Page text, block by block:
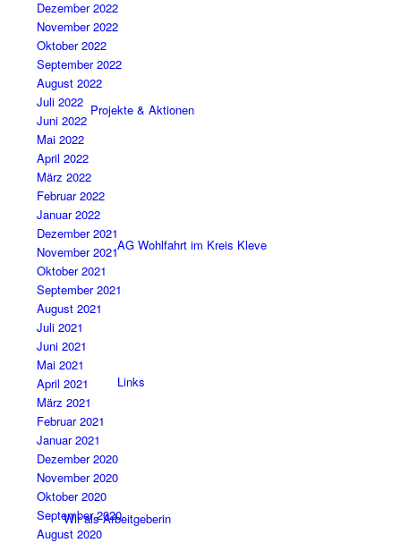
Projekte & Aktionen
AG Wohlfahrt im Kreis Kleve
Links
Wir als Arbeitgeberin
Dezember 2022
November 2022
Oktober 2022
September 2022
August 2022
Juli 2022
Juni 2022
Mai 2022
April 2022
März 2022
Februar 2022
Januar 2022
Dezember 2021
November 2021
Oktober 2021
September 2021
August 2021
Juli 2021
Juni 2021
Mai 2021
April 2021
März 2021
Februar 2021
Januar 2021
Dezember 2020
November 2020
Oktober 2020
September 2020
August 2020